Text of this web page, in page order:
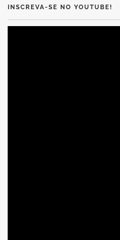
INSCREVA-SE NO YOUTUBE!